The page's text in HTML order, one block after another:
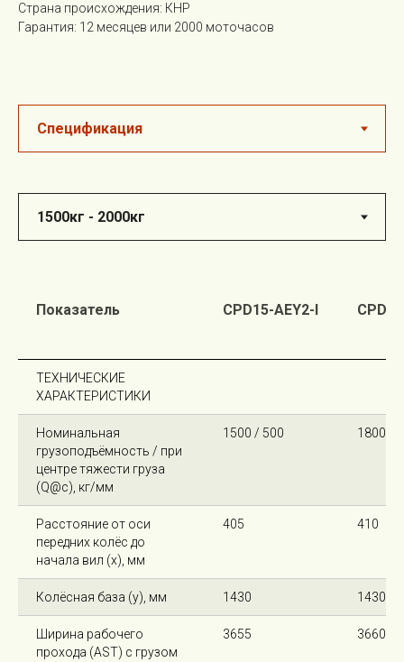
Страна происхождения: КНР
Гарантия: 12 месяцев или 2000 моточасов
Показатель CPD15-AEY2-I
ТЕХНИЧЕСКИЕ
ХАРАКТЕРИСТИКИ
Номинальная
грузоподъёмность / при
центре тяжести груза
(Q@c), кг/мм
1500 / 500 1800 /
Расстояние от оси
передних колёс до
начала вил (x), мм
405 410
Колёсная база (y), мм 1430 1430
Ширина рабочего
прохода (AST) с грузом
3655 3660